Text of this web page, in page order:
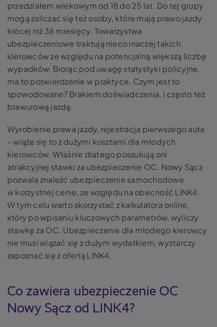
przedziałem wiekowym od 18 do 25 lat. Do tej grupy
mogą zaliczać się też osoby, które mają prawo jazdy
krócej niż 36 miesięcy. Towarzystwa
ubezpieczeniowe traktują nieco inaczej takich
kierowców ze względu na potencjalną większą liczbę
wypadków. Biorąc pod uwagę statystyki policyjne,
ma to potwierdzenie w praktyce. Czym jest to
spowodowane? Brakiem doświadczenia, i często też
brawurową jazdą.
Wyrobienie prawa jazdy, rejestracja pierwszego auta
– wiąże się to z dużymi kosztami dla młodych
kierowców. Właśnie dlatego poszukują oni
atrakcyjnej stawki za ubezpieczenie OC. Nowy Sącz
pozwala znaleźć ubezpieczenie samochodowe
w korzystnej cenie, ze względu na obecność LINK4.
W tym celu warto skorzystać z kalkulatora online,
który po wpisaniu kluczowych parametrów, wyliczy
stawkę za OC. Ubezpieczenie dla młodego kierowcy
nie musi wiązać się z dużym wydatkiem, wystarczy
zapoznać się z ofertą LINK4.
Co zawiera ubezpieczenie OC
Nowy Sącz od LINK4?